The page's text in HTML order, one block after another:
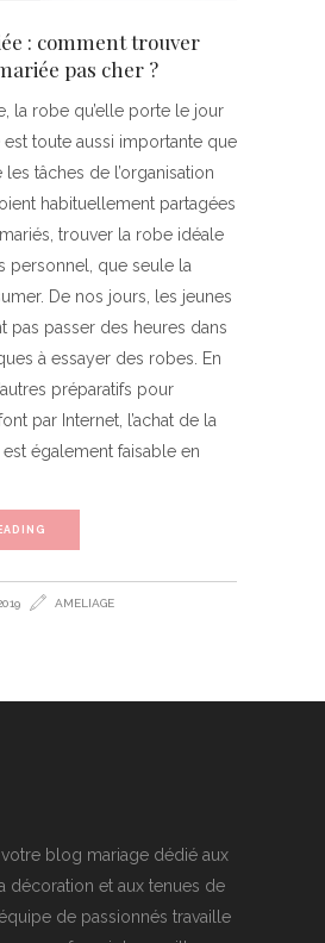
: comment trouver
pas cher ?
la robe qu’elle porte le jour
toute aussi importante que
les tâches de l’organisation
habituellement partagées
trouver la robe idéale
personnel, que seule la
De nos jours, les jeunes
pas passer des heures dans
à essayer des robes. En
préparatifs pour
par Internet, l’achat de la
également faisable en
AMELIAGE
blog mariage dédié aux
décoration et aux tenues de
de passionnés travaille